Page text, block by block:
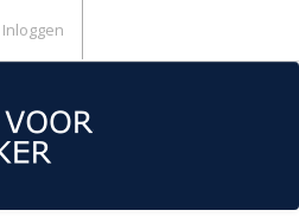
Inloggen